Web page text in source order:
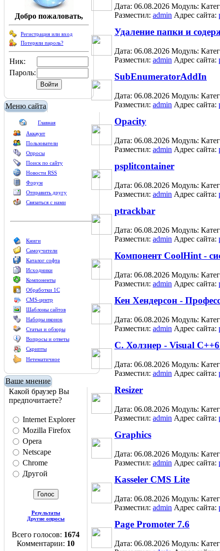
Добро пожаловать,
Регистрация или вход
Потеряли пароль?
Ник:
Пароль:
Меню сайта
Главная
Аккаунт
Пользователи
Опросы
Поиск по сайту
Новости RSS
Форум
Отправить другу
Связаться с нами
Книги
Самоучители
Каталог софта
Исходники
Компоненты
Обработки 1С
CMS-центр
Шаблоны сайтов
Наборы иконок
Статьи и обзоры
Вопросы и ответы
Скрипты
Нетематичное
Ваше мнение
Какой браузер Вы
предпочитаете?
Internet Explorer
Mozilla Firefox
Opera
Netscape
Chrome
Другой
Результаты
Другие опросы
Всего голосов: 1674
Комментарии: 10
Дата: 06.08.2026 Модуль:
Разместил: admin Адрес сайта:
Удаление папки и
Дата: 06.08.2026 Модуль:
Разместил: admin Адрес сайта:
SubEnumeratorAddIn
Дата: 06.08.2026 Модуль:
Разместил: admin Адрес сайта:
Opacity
Дата: 06.08.2026 Модуль:
Разместил: admin Адрес сайта:
psplitcontainer
Дата: 06.08.2026 Модуль:
Разместил: admin Адрес сайта:
ptrackbar
Дата: 06.08.2026 Модуль:
Разместил: admin Адрес сайта:
Компонент CoolHint -
Дата: 06.08.2026 Модуль:
Разместил: admin Адрес сайта:
Кен Хендерсон -
Дата: 06.08.2026 Модуль:
Разместил: admin Адрес сайта:
С. Холзнер - Visual
Дата: 06.08.2026 Модуль:
Разместил: admin Адрес сайта:
Resizer
Дата: 06.08.2026 Модуль:
Разместил: admin Адрес сайта:
Graphics
Дата: 06.08.2026 Модуль:
Разместил: admin Адрес сайта:
Kasseler CMS Lite
Дата: 06.08.2026 Модуль:
Разместил: admin Адрес сайта:
Page Promoter 7.6
Дата: 06.08.2026 Модуль: